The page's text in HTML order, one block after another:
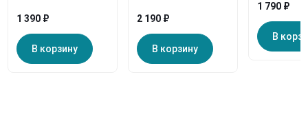
1 390 ₽
В корзину
2 190 ₽
В корзину
1 790 ₽
В